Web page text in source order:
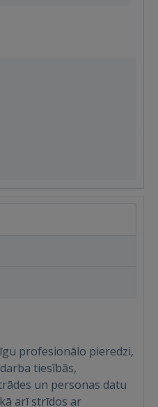
profesionālo pieredzi,
tiesībās,
un personas datu
arī strīdos ar